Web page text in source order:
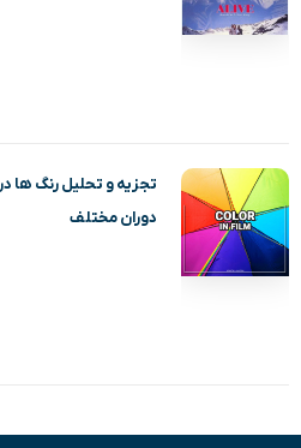
دوران مختلف